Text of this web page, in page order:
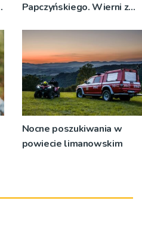
Papczyńskiego. Wierni z
ten dar [ZDJĘCIA]
Nocne poszukiwania w
powiecie limanowskim